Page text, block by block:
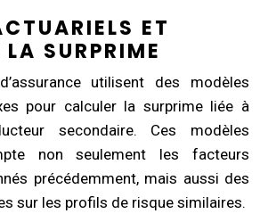
ET
SURPRIME
utilisent des modèles
pour calculer la surprime liée à
secondaire. Ces modèles
non seulement les facteurs
précédemment, mais aussi des
sur les profils de risque similaires.